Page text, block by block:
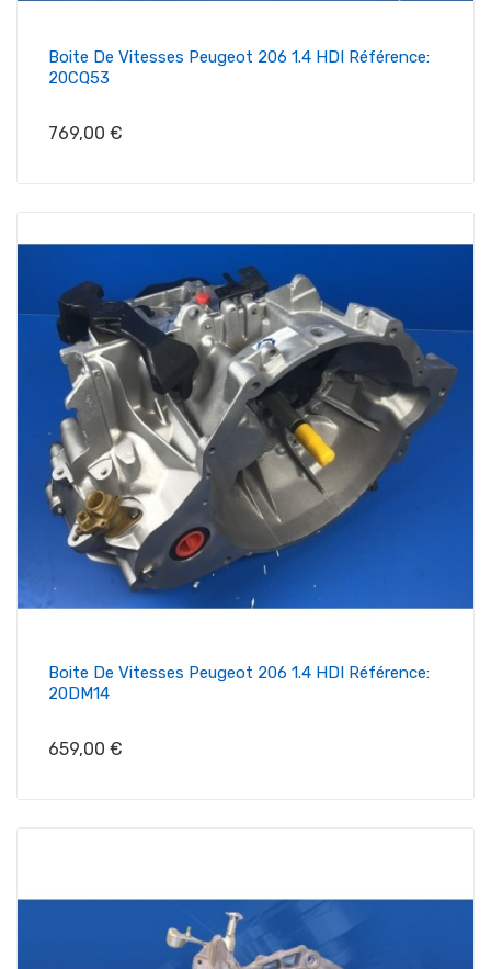
Boite De Vitesses Peugeot 206 1.4 HDI Référence:
20CQ53
Prix
769,00 €
Boite De Vitesses Peugeot 206 1.4 HDI Référence:
20DM14
Prix
659,00 €